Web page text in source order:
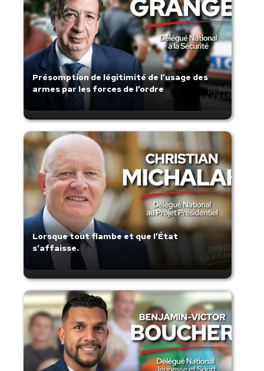
Présomption de légitimité de l’usage des
armes par les forces de l’ordre
Lorsque tout flambe et que l’État
s’affaisse.